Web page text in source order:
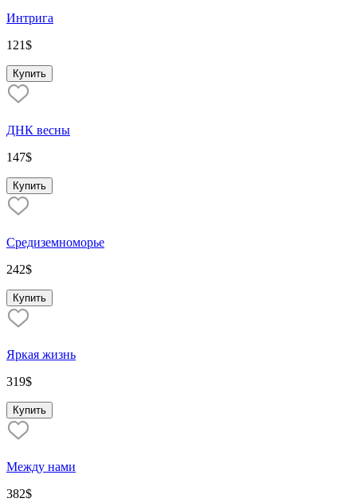
Интрига
121$
Купить
ДНК весны
147$
Купить
Средиземноморье
242$
Купить
Яркая жизнь
319$
Купить
Между нами
382$